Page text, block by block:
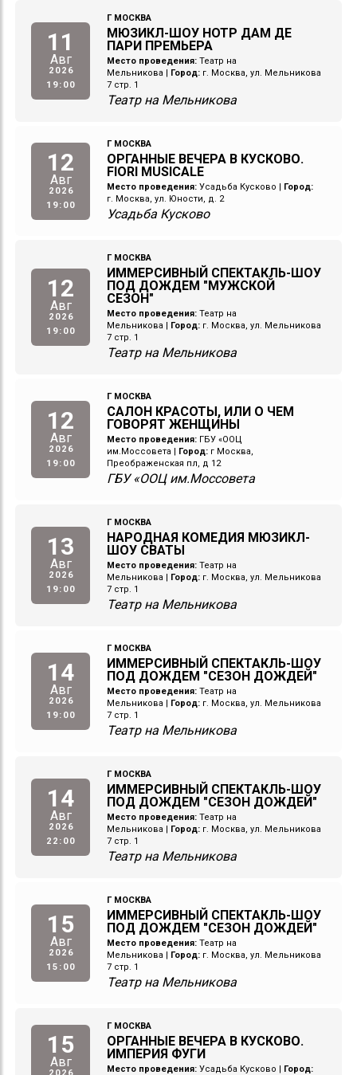
11
Авг
2026
19:00
Г МОСКВА
МЮЗИКЛ-ШОУ НОТР ДАМ ДЕ
ПАРИ ПРЕМЬЕРА
Место проведения: Театр на
Мельникова
Город: г. Москва, ул. Мельникова
7 стр. 1
Театр на Мельникова
12
Авг
2026
19:00
Г МОСКВА
ОРГАННЫЕ ВЕЧЕРА В КУСКОВО.
FIORI MUSICALE
Место проведения: Усадьба Кусково
Город:
г. Москва, ул. Юности, д. 2
Усадьба Кусково
12
Авг
2026
19:00
Г МОСКВА
ИММЕРСИВНЫЙ СПЕКТАКЛЬ-ШОУ
ПОД ДОЖДЕМ "МУЖСКОЙ
СЕЗОН"
Место проведения: Театр на
Мельникова
Город: г. Москва, ул. Мельникова
7 стр. 1
Театр на Мельникова
12
Авг
2026
19:00
Г МОСКВА
САЛОН КРАСОТЫ, ИЛИ О ЧЕМ
ГОВОРЯТ ЖЕНЩИНЫ
Место проведения: ГБУ «ООЦ
им.Моссовета
Город: г Москва,
Преображенская пл, д 12
ГБУ «ООЦ им.Моссовета
13
Авг
2026
19:00
Г МОСКВА
НАРОДНАЯ КОМЕДИЯ МЮЗИКЛ-
ШОУ СВАТЫ
Место проведения: Театр на
Мельникова
Город: г. Москва, ул. Мельникова
7 стр. 1
Театр на Мельникова
14
Авг
2026
19:00
Г МОСКВА
ИММЕРСИВНЫЙ СПЕКТАКЛЬ-ШОУ
ПОД ДОЖДЕМ "СЕЗОН ДОЖДЕЙ"
Место проведения: Театр на
Мельникова
Город: г. Москва, ул. Мельникова
7 стр. 1
Театр на Мельникова
14
Авг
2026
22:00
Г МОСКВА
ИММЕРСИВНЫЙ СПЕКТАКЛЬ-ШОУ
ПОД ДОЖДЕМ "СЕЗОН ДОЖДЕЙ"
Место проведения: Театр на
Мельникова
Город: г. Москва, ул. Мельникова
7 стр. 1
Театр на Мельникова
15
Авг
2026
15:00
Г МОСКВА
ИММЕРСИВНЫЙ СПЕКТАКЛЬ-ШОУ
ПОД ДОЖДЕМ "СЕЗОН ДОЖДЕЙ"
Место проведения: Театр на
Мельникова
Город: г. Москва, ул. Мельникова
7 стр. 1
Театр на Мельникова
15
Авг
Г МОСКВА
ОРГАННЫЕ ВЕЧЕРА В КУСКОВО.
ИМПЕРИЯ ФУГИ
Место проведения: Усадьба Кусково Город: